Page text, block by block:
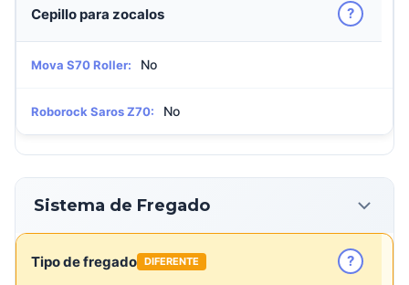
Cepillo para zocalos ?
Mova S70 Roller: No
Roborock Saros Z70: No
Sistema de Fregado
Tipo de fregado DIFERENTE ?